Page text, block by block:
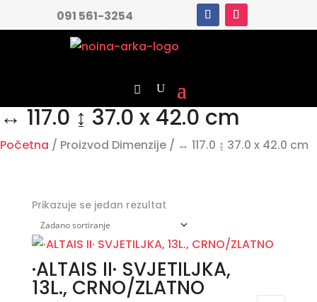
091 561-3254
↔ 117.0 ↨ 37.0 x 42.0 cm
Početna / Proizvod Dimenzije / ↔ 117.0 ↨ 37.0 x 42.0 cm
Prikazuje se jedan rezultat
·ALTAIS II· SVJETILJKA,
13L., CRNO/ZLATNO